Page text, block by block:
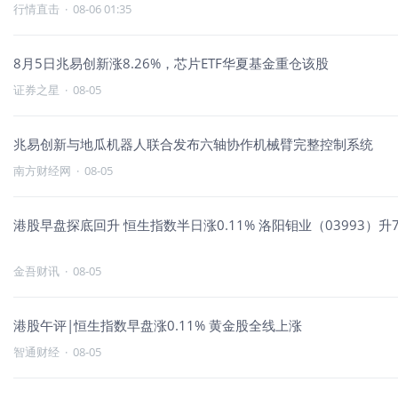
行情直击 · 08-06 01:35
8月5日兆易创新涨8.26%，芯片ETF华夏基金重仓该股
证券之星 · 08-05
兆易创新与地瓜机器人联合发布六轴协作机械臂完整控制系统
南方财经网 · 08-05
港股早盘探底回升 恒生指数半日涨0.11% 洛阳钼业（03993）升
金吾财讯 · 08-05
港股午评|恒生指数早盘涨0.11% 黄金股全线上涨
智通财经 · 08-05